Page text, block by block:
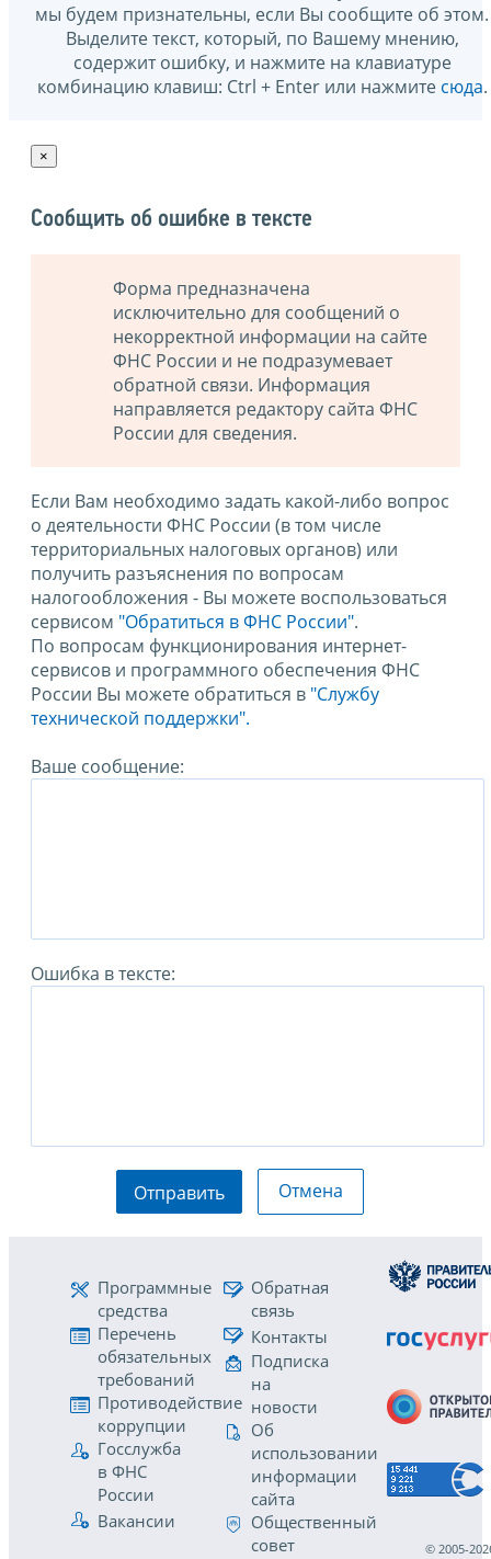
мы будем признательны, если Вы сообщите об этом.
Выделите текст, который, по Вашему мнению,
содержит ошибку, и нажмите на клавиатуре
комбинацию клавиш: Ctrl + Enter или нажмите сюда.
×
Сообщить об ошибке в тексте
Форма предназначена
исключительно для сообщений о
некорректной информации на сайте
ФНС России и не подразумевает
обратной связи. Информация
направляется редактору сайта ФНС
России для сведения.
Если Вам необходимо задать какой-либо вопрос
о деятельности ФНС России (в том числе
территориальных налоговых органов) или
получить разъяснения по вопросам
налогообложения - Вы можете воспользоваться
сервисом "Обратиться в ФНС России".
По вопросам функционирования интернет-
сервисов и программного обеспечения ФНС
России Вы можете обратиться в "Службу
технической поддержки".
Ваше сообщение:
Ошибка в тексте:
Отправить Отмена
Программные
средства
Перечень
обязательных
требований
Противодействие
коррупции
Госслужба
в ФНС
России
Вакансии
Обратная
связь
Контакты
Подписка
на
новости
Об
использовании
информации
сайта
Общественный
совет
© 2005-